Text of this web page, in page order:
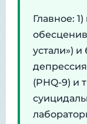
Главное:
устали») и
(PHQ-9) и